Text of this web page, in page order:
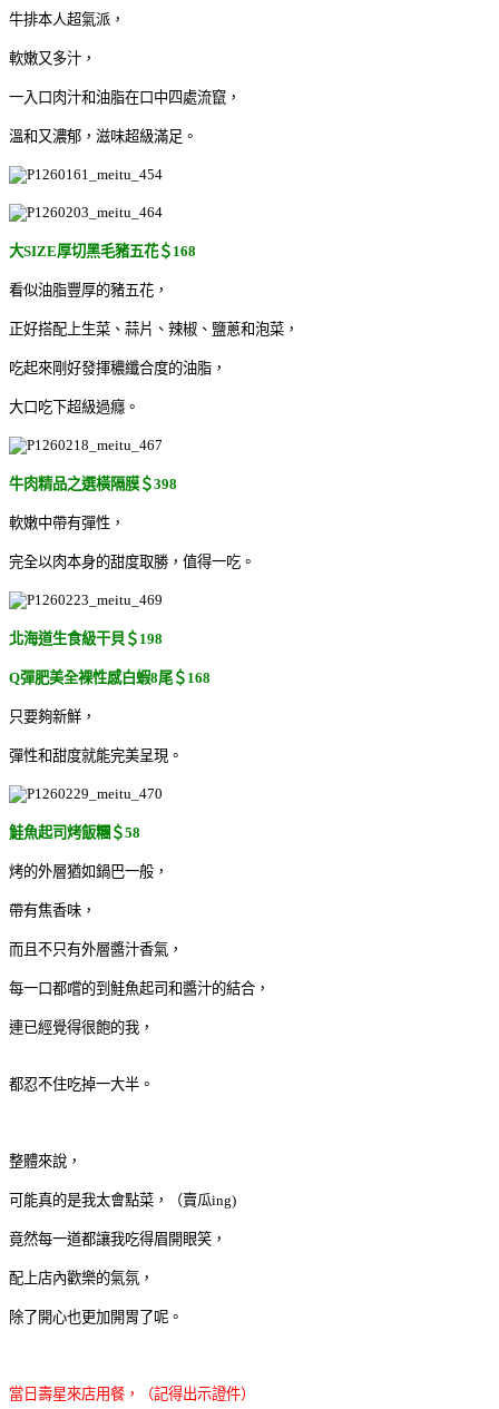
牛排本人超氣派，
軟嫩又多汁，
一入口肉汁和油脂在口中四處流竄，
溫和又濃郁，滋味超級滿足。
大SIZE厚切黑毛豬五花＄168
看似油脂豐厚的豬五花，
正好搭配上生菜、蒜片、辣椒、鹽蔥和泡菜，
吃起來剛好發揮穠纖合度的油脂，
大口吃下超級過癮。
牛肉精品之選橫隔膜＄398
軟嫩中帶有彈性，
完全以肉本身的甜度取勝，值得一吃。
北海道生食級干貝＄198
Q彈肥美全裸性感白蝦8尾＄168
只要夠新鮮，
彈性和甜度就能完美呈現。
鮭魚起司烤飯糰＄58
烤的外層猶如鍋巴一般，
帶有焦香味，
而且不只有外層醬汁香氣，
每一口都嚐的到鮭魚起司和醬汁的結合，
連已經覺得很飽的我，
都忍不住吃掉一大半。
整體來說，
可能真的是我太會點菜，（賣瓜ing)
竟然每一道都讓我吃得眉開眼笑，
配上店內歡樂的氣氛，
除了開心也更加開胃了呢。
當日壽星來店用餐，（記得出示證件）